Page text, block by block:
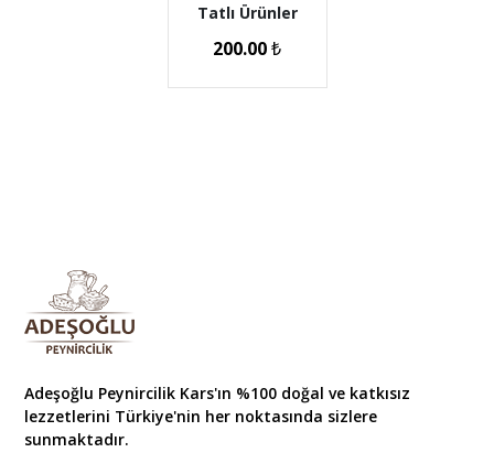
Tatlı Ürünler
200.00₺
Adeşoğlu Peynircilik Kars'ın %100 doğal ve katkısız
lezzetlerini Türkiye'nin her noktasında sizlere
sunmaktadır.